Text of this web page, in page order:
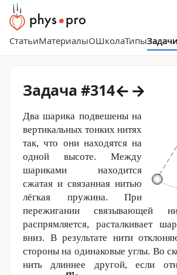
СтатьиМатериалыОШколаТипыЗадачи
Задача #314←→
Два шарика подвешены на
вертикальных тонких нитях
так, что они находятся на
одной высоте. Между
шариками находится
сжатая и связанная нитью
лёгкая пружина. При
пережигании связывающей
распрямляется, расталкивает
вниз. В результате нити
стороны на одинаковые углы. Во
нить длиннее другой, если